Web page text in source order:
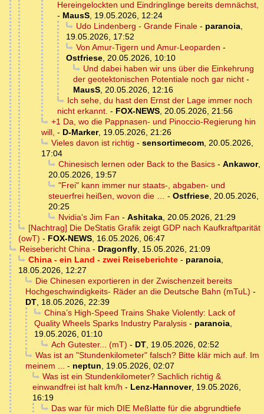
Hereingelockten und Eindringlinge bereits demnächst,
- MausS, 19.05.2026, 12:24
Udo Lindenberg - Grande Finale- paranoia,
19.05.2026, 17:52
Von Amur-Tigern und Amur-Leoparden -
Ostfriese, 20.05.2026, 10:10
Und dabei haben wir uns über die Einkehrung
der geotektonischen Potentiale noch gar nicht -
MausS, 20.05.2026, 12:16
Ich sehe, du hast den Ernst der Lage immer noch
nicht erkannt. - FOX-NEWS, 20.05.2026, 21:56
+1 Da, wo die Pappnasen- und Pinoccio-Regierung hin
will, - D-Marker, 19.05.2026, 21:26
Vieles davon ist richtig - sensortimecom, 20.05.2026,
17:04
Chinesisch lernen oder Back to the Basics- Ankawor,
20.05.2026, 19:57
"Frei" kann immer nur staats-, abgaben- und
steuerfrei heißen, wovon die … - Ostfriese, 20.05.2026,
20:25
Nvidia's Jim Fan - Ashitaka, 20.05.2026, 21:29
[Nachtrag] Die DeStatis Grafik zeigt GDP nach Kaufkraftparität
(owT) - FOX-NEWS, 16.05.2026, 06:47
Reisebericht China- Dragonfly, 15.05.2026, 21:09
China - ein Land - zwei Reiseberichte- paranoia,
18.05.2026, 12:27
Die Chinesen exportieren in der Zwischenzeit bereits
Hochgeschwindigkeits- Räder an die Deutsche Bahn (mTuL) -
DT, 18.05.2026, 22:39
China’s High-Speed Trains Shake Violently: Lack of
Quality Wheels Sparks Industry Paralysis - paranoia,
19.05.2026, 01:10
Ach Gutester... (mT) - DT, 19.05.2026, 02:52
Was ist an "Stundenkilometer" falsch? Bitte klär mich auf. Im
meinem ... - neptun, 19.05.2026, 02:07
Was ist ein Stundenkilometer? Sachlich richtig &
einwandfrei ist halt km/h - Lenz-Hannover, 19.05.2026,
16:19
Das war für mich DIE Meßlatte für die abgrundtiefe